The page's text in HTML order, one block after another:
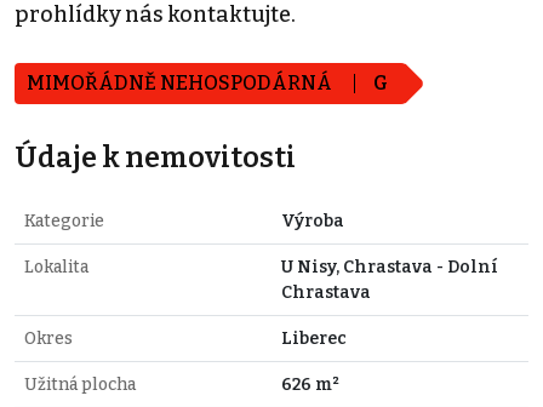
prohlídky nás kontaktujte.
MIMOŘÁDNĚ NEHOSPODÁRNÁ G
Údaje k nemovitosti
Kategorie Výroba
Lokalita
U Nisy, Chrastava - Dolní
Chrastava
Okres Liberec
Užitná plocha 626 m²